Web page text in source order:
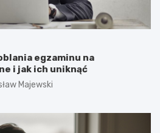
egzaminu na
i jak ich uniknąć
Majewski